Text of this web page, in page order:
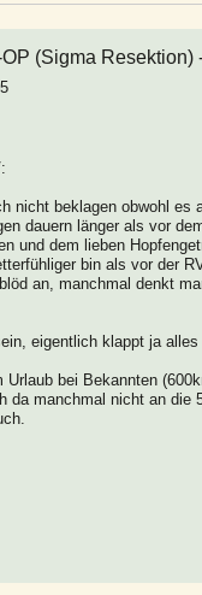
(Sigma Resektion)
nicht beklagen obwohl es
dauern länger als vor
und dem lieben
bin als vor der
an, manchmal denkt
eigentlich klappt ja
bei Bekannten
da manchmal nicht an die